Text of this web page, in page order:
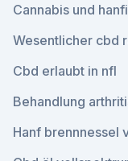
Cannabis und
Wesentlicher cbd
Cbd erlaubt in nfl
Behandlung
Hanf brennnessel